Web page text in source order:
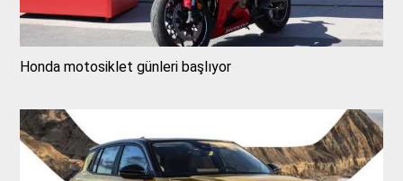
Honda motosiklet günleri başlıyor